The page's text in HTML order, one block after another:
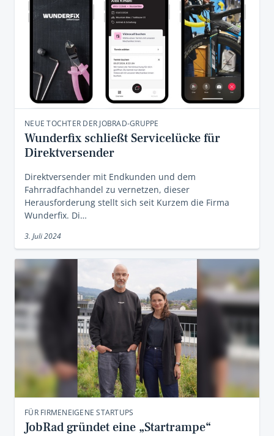
NEUE TOCHTER DER JOBRAD-GRUPPE
Wunderfix schließt Servicelücke für
Direktversender
Direktversender mit Endkunden und dem
Fahrradfachhandel zu vernetzen, dieser
Herausforderung stellt sich seit Kurzem die Firma
Wunderfix. Di…
3. Juli 2024
FÜR FIRMENEIGENE STARTUPS
JobRad gründet eine „Startrampe“